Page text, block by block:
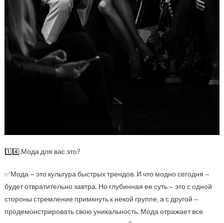
1️⃣4️⃣.Мода для вас это?
✅Мода – это культура быстрых трендов. И что модно сегодня –
будет отвратительно завтра. Но глубинная ее суть – это с одной
стороны стремление примкнуть к некой группе, а с другой –
продемонстрировать свою уникальность. Мода отражает все